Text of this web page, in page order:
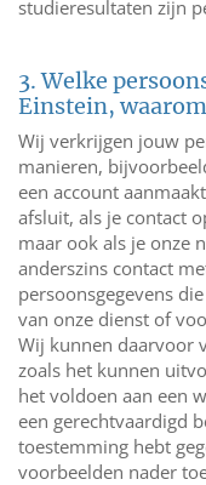
studieresultaten zijn
3. Welke
Einstein,
Wij verkrijgen jouw
manieren,
een account
afsluit, als je contact
maar ook als je onze
anderszins contact
persoonsgegevens
van onze dienst of
Wij kunnen daarvoor
zoals het kunnen
het voldoen aan een
een gerechtvaardigd
toestemming hebt
voorbeelden nader